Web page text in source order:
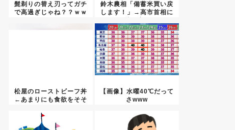
髭剃りの替え刃ってガチ
で高過ぎじゃね？？ｗｗ
鈴木農相「備蓄米買い戻
します！」→高市首相に
松屋のローストビーフ丼
←あまりにも食欲をそそ
【画像】水曜40℃だって
さwww